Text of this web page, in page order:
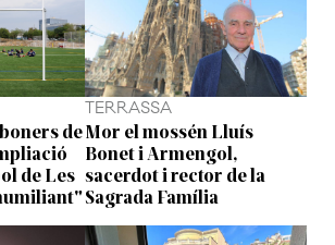
de
de Les
TERRASSA
Mor el mossén Lluís
Bonet i Armengol,
sacerdot i rector de la
Sagrada Família